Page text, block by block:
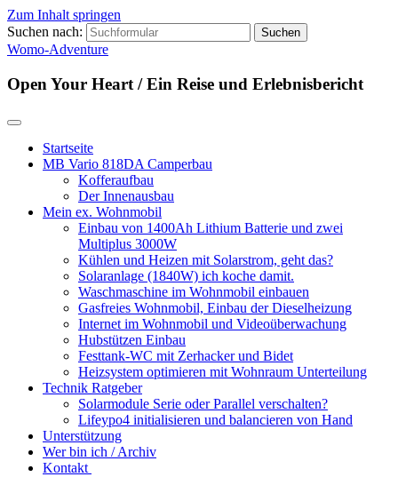
Zum Inhalt springen
Suchen nach:
Womo-Adventure
Open Your Heart / Ein Reise und Erlebnisbericht
Startseite
MB Vario 818DA Camperbau
Kofferaufbau
Der Innenausbau
Mein ex. Wohnmobil
Einbau von 1400Ah Lithium Batterie und zwei
Multiplus 3000W
Kühlen und Heizen mit Solarstrom, geht das?
Solaranlage (1840W) ich koche damit.
Waschmaschine im Wohnmobil einbauen
Gasfreies Wohnmobil, Einbau der Dieselheizung
Internet im Wohnmobil und Videoüberwachung
Hubstützen Einbau
Festtank-WC mit Zerhacker und Bidet
Heizsystem optimieren mit Wohnraum Unterteilung
Technik Ratgeber
Solarmodule Serie oder Parallel verschalten?
Lifeypo4 initialisieren und balancieren von Hand
Unterstützung
Wer bin ich / Archiv
Kontakt